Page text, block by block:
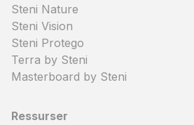
Steni Nature
Steni Vision
Steni Protego
Terra by Steni
Masterboard by Steni
Ressurser